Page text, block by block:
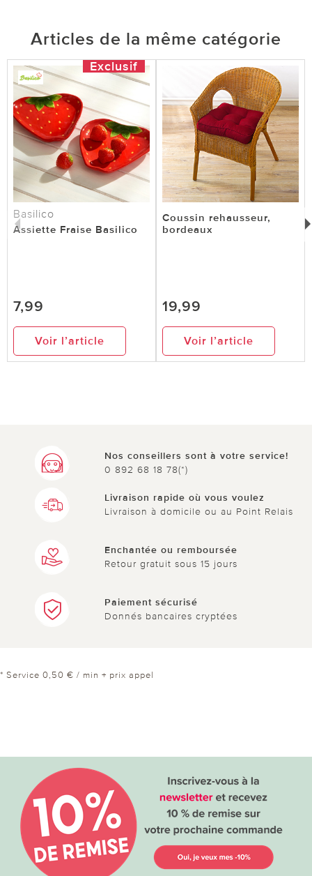
Articles de la même catégorie
Exclusif
Basilico
Assiette Fraise Basilico
7,99
Voir l’article
Coussin rehausseur,
bordeaux
19,99
Voir l’article
Nos conseillers sont à votre service!
0 892 68 18 78(*)
Livraison rapide où vous voulez
Livraison à domicile ou au Point Relais
Enchantée ou remboursée
Retour gratuit sous 15 jours
Paiement sécurisé
Donnés bancaires cryptées
* Service 0,50 € / min + prix appel